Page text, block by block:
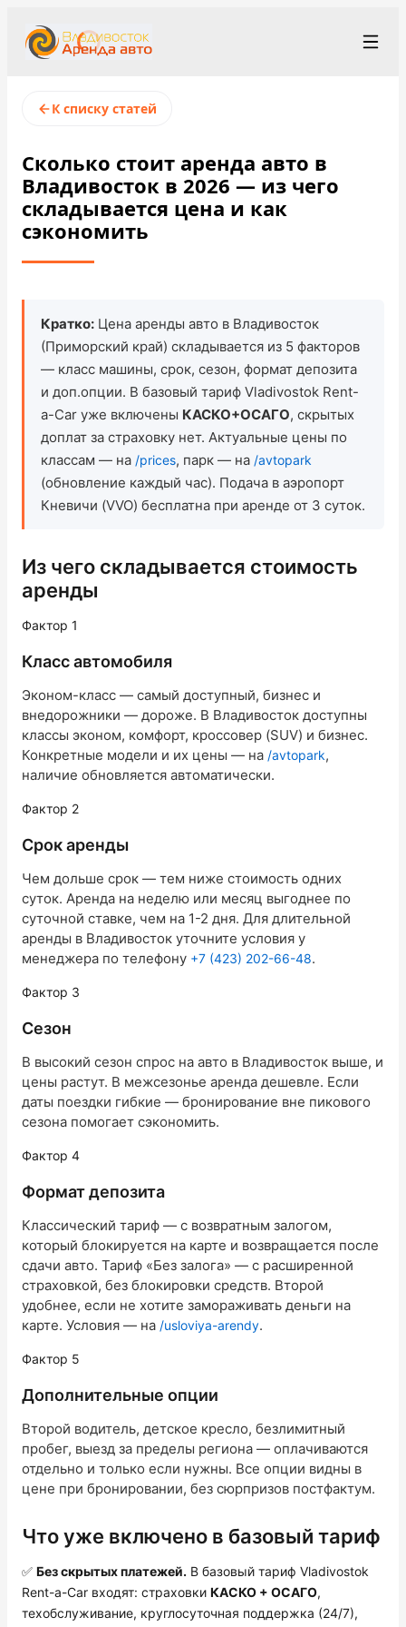
+7 (423) 202-66-48
rent@vladivostokrentacar.ru
租赁条款
车队
关于我们
价格
会员计划
查询积分余额
博客
企业租车
付款
回电
К списку статей
Сколько стоит аренда авто в
Владивосток в 2026 — из чего
складывается цена и как
сэкономить
Кратко: Цена аренды авто в Владивосток
(Приморский край) складывается из 5 факторов
— класс машины, срок, сезон, формат депозита
и доп.опции. В базовый тариф Vladivostok Rent-
a-Car уже включены КАСКО+ОСАГО, скрытых
доплат за страховку нет. Актуальные цены по
классам — на /prices, парк — на /avtopark
(обновление каждый час). Подача в аэропорт
Кневичи (VVO) бесплатна при аренде от 3 суток.
Из чего складывается стоимость
аренды
Фактор 1
Класс автомобиля
Эконом-класс — самый доступный, бизнес и
внедорожники — дороже. В Владивосток доступны
классы эконом, комфорт, кроссовер (SUV) и бизнес.
Конкретные модели и их цены — на /avtopark,
наличие обновляется автоматически.
Фактор 2
Срок аренды
Чем дольше срок — тем ниже стоимость одних
суток. Аренда на неделю или месяц выгоднее по
суточной ставке, чем на 1-2 дня. Для длительной
аренды в Владивосток уточните условия у
менеджера по телефону +7 (423) 202-66-48.
Фактор 3
Сезон
В высокий сезон спрос на авто в Владивосток выше, и
цены растут. В межсезонье аренда дешевле. Если
даты поездки гибкие — бронирование вне пикового
сезона помогает сэкономить.
Фактор 4
Формат депозита
Классический тариф — с возвратным залогом,
который блокируется на карте и возвращается после
сдачи авто. Тариф «Без залога» — с расширенной
страховкой, без блокировки средств. Второй
удобнее, если не хотите замораживать деньги на
карте. Условия — на /usloviya-arendy.
Фактор 5
Дополнительные опции
Второй водитель, детское кресло, безлимитный
пробег, выезд за пределы региона — оплачиваются
отдельно и только если нужны. Все опции видны в
цене при бронировании, без сюрпризов постфактум.
Что уже включено в базовый тариф
✅ Без скрытых платежей. В базовый тариф Vladivostok
Rent-a-Car входят: страховки КАСКО + ОСАГО,
техобслуживание, круглосуточная поддержка (24/7),